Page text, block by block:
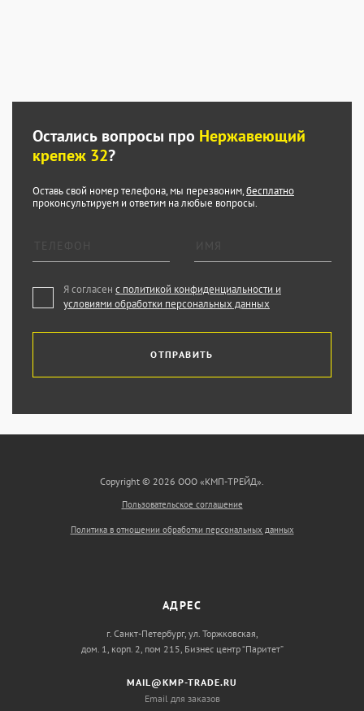
Остались вопросы про Нержавеющий
крепеж 32?
Оставь свой номер телефона, мы перезвоним,бесплатно
проконсультируем и ответим на любые вопросы.
Я согласен с политикой конфиденциальности и
условиями обработки персональных данных
ОТПРАВИТЬ
Copyright © 2026 ООО «КМП-ТРЕЙД».
Пользовательское соглашение
Политика в отношении обработки персональных данных
АДРЕС
г. Санкт-Петербург, ул. Торжковская,
дом. 1, корп. 2, пом 215, Бизнес центр “Паритет”
MAIL@KMP-TRADE.RU
Email для заказов